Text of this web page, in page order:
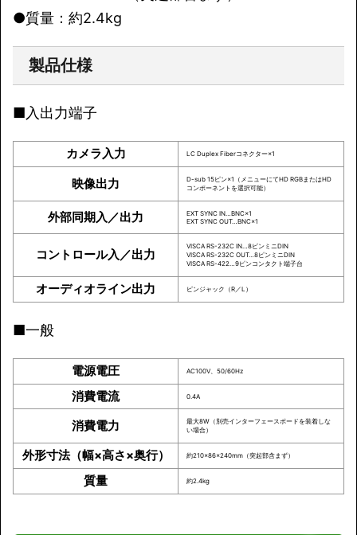
●質量：約2.4kg
製品仕様
■入出力端子
カメラ入力 LC Duplex Fiberコネクター×1
映像出力
‎D-sub 15ピン×1（メニューにてHD RGBまたはHD
コンポーネントを選択可能）
外部同期入／出力
EXT SYNC IN…BNC×1
EXT SYNC OUT…BNC×1
コントロール入／出力
VISCA RS-232C IN…8ピンミニDIN
VISCA RS-232C OUT…8ピンミニDIN
VISCA RS-422…9ピンコンタクト端子台
オーディオライン出力 ピンジャック（R／L）
■一般
電源電圧 ‎AC100V、50/60Hz
消費電流 ‎0.4A
消費電力
最大8W（別売インターフェースボードを装着しな
い場合）
外形寸法（幅×高さ×奥行） 約210×86×240mm（突起部含まず）
質量 約2.4kg